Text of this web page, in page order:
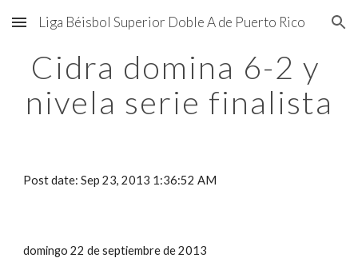
Skip to main content Skip to navigation
Liga Béisbol Superior Doble A de Puerto Rico
Cidra domina 6-2 y
nivela serie finalista
Post date: Sep 23, 2013 1:36:52 AM
domingo 22 de septiembre de 2013